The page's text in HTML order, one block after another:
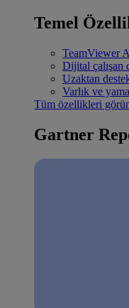
Temel
TeamViewer
Dijital çalışan
Uzaktan
Varlık ve
Tüm özellikleri
Gartner